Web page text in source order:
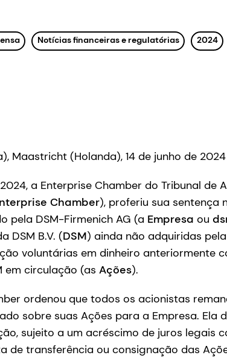
Notícias financeiras e regulatórias 2024
Maastricht (Holanda), 14 de junho de 2024
a Enterprise Chamber do Tribunal de
Chamber), proferiu sua sentença
pela DSM-Firmenich AG (a Empresa ou
DSM B.V. (DSM) ainda não adquiridas
voluntárias em dinheiro anteriormente
em circulação (as Ações).
ordenou que todos os acionistas
sobre suas Ações para a Empresa. Ela
sujeito a um acréscimo de juros legais
de transferência ou consignação das